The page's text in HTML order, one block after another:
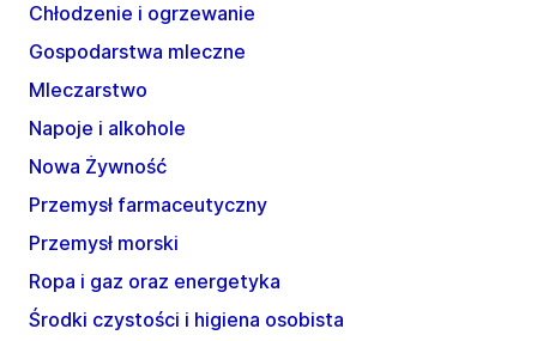
Chłodzenie i ogrzewanie
Gospodarstwa mleczne
Mleczarstwo
Napoje i alkohole
Nowa Żywność
Przemysł farmaceutyczny
Przemysł morski
Ropa i gaz oraz energetyka
Środki czystości i higiena osobista